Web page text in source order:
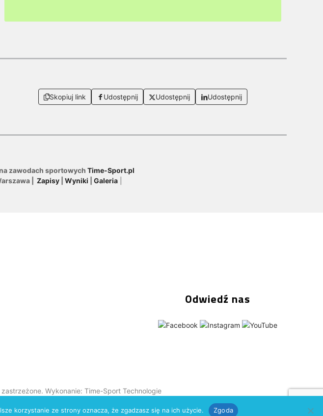
Skopiuj link Udostępnij Udostępnij Udostępnij
zawodach sportowych Time-Sport.pl
| Zapisy| Wyniki Galeria|
Odwiedź nas
Wykonanie: Time-Sport Technologie
korzystanie ze strony oznacza, że zgadzasz się na ich użycie. Zgoda